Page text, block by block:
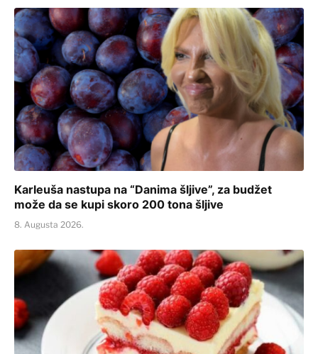
Karleuša nastupa na “Danima šljive”, za budžet
može da se kupi skoro 200 tona šljive
8. Augusta 2026.